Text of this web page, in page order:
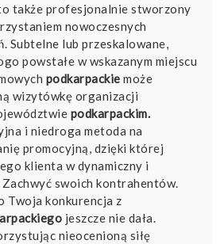
także profesjonalnie stworzony
nowoczesnych
Subtelne lub przeskalowane,
powstałe w wskazanym miejscu
podkarpackie może
wizytówkę organizacji
podkarpackim.
i niedroga metoda na
promocyjną, dzięki której
klienta w dynamiczny i
swoich kontrahentów.
Twoja konkurencja z
jeszcze nie dała.
nieocenioną siłę